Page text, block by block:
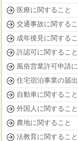
医療に関すること
交通事故に関するこ
成年後見に関するこ
許認可に関すること
風俗営業許可申請
住宅宿泊事業の届
自動車に関すること
外国人に関すること
農地に関すること
法教育に関すること